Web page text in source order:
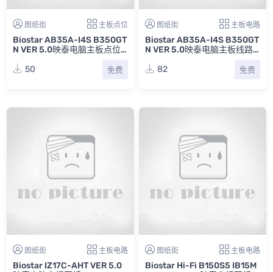
图纸街 主板点位
Biostar AB35A-I4S B350GT
N VER 5.0映泰电脑主板点位
50
免费
图纸街 主板电路
Biostar AB35A-I4S B350GT
N VER 5.0映泰电脑主板线路
82
免费
图纸街 主板电路
Biostar IZ17C-AHT VER 5.0
图纸街 主板电路
Biostar Hi-Fi B150S5 IB15M